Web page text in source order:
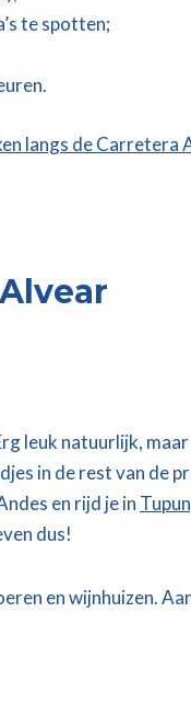
te spotten;
langs de Carretera
leuk natuurlijk,
in de rest van de
en rijd je in
dus!
en wijnhuizen.